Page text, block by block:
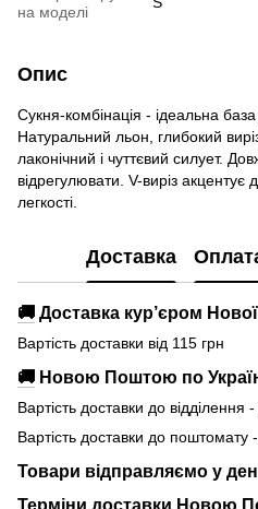
на моделі
Опис
Сукня-комбінація - ідеальна
Натуральний льон, глибокий
лаконічний і чуттєвий силует.
відрегулювати. V-виріз акцентує
легкості.
Доставка
🚚 Доставка кур’єром
Вартість доставки від 115 грн
🚚 Новою Поштою по
Вартість доставки до відділення -
Вартість доставки до поштомату -
Товари відправляємо у